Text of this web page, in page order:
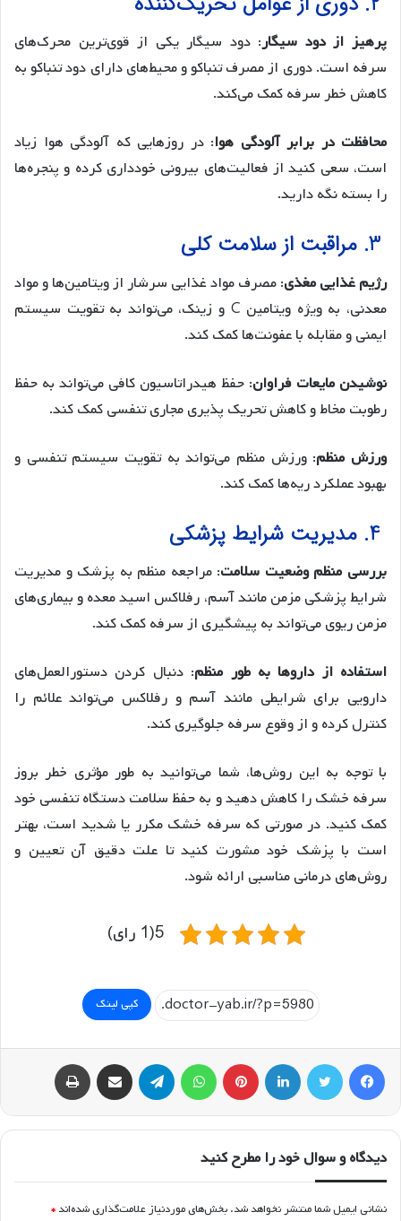
پرهیز از دود سیگار: دود سیگار یکی از قوی‌ترین محرک‌های
سرفه است. دوری از مصرف تنباکو و محیط‌های دارای دود تنباکو به
کاهش خطر سرفه کمک می‌کند.
محافظت در برابر آلودگی هوا: در روزهایی که آلودگی هوا زیاد
است، سعی کنید از فعالیت‌های بیرونی خودداری کرده و پنجره‌ها
را بسته نگه دارید.
رژیم غذایی مغذی: مصرف مواد غذایی سرشار از ویتامین‌ها و مواد
معدنی، به ویژه ویتامین C و زینک، می‌تواند به تقویت سیستم
ایمنی و مقابله با عفونت‌ها کمک کند.
نوشیدن مایعات فراوان: حفظ هیدراتاسیون کافی می‌تواند به حفظ
رطوبت مخاط و کاهش تحریک پذیری مجاری تنفسی کمک کند.
ورزش منظم: ورزش منظم می‌تواند به تقویت سیستم تنفسی و
بهبود عملکرد ریه‌ها کمک کند.
بررسی منظم وضعیت سلامت: مراجعه منظم به پزشک و مدیریت
شرایط پزشکی مزمن مانند آسم، رفلاکس اسید معده و بیماری‌های
مزمن ریوی می‌تواند به پیشگیری از سرفه کمک کند.
استفاده از داروها به طور منظم: دنبال کردن دستورالعمل‌های
دارویی برای شرایطی مانند آسم و رفلاکس می‌تواند علائم را
کنترل کرده و از وقوع سرفه جلوگیری کند.
با توجه به این روش‌ها، شما می‌توانید به طور مؤثری خطر بروز
سرفه خشک را کاهش دهید و به حفظ سلامت دستگاه تنفسی خود
کمک کنید. در صورتی که سرفه خشک مکرر یا شدید است، بهتر
است با پزشک خود مشورت کنید تا علت دقیق آن تعیین و
روش‌های درمانی مناسبی ارائه شود.
5(1 رای)
کپی لینک
فیسبوک توییتر لینکداین پینتریست تلگرام اشتراک گذاری با ایمیل
دیدگاه و سوال خود را مطرح کنید
نشانی ایمیل شما منتشر نخواهد شد. بخش‌های موردنیاز علامت‌گذاری شده‌اند *